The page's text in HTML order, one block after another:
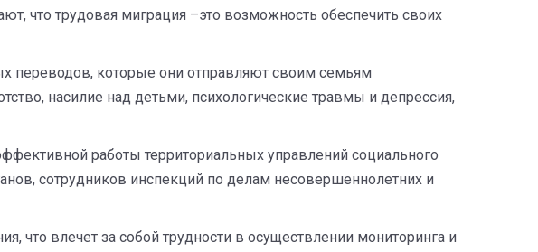
что трудовая миграция –это возможность обеспечить своих
переводов, которые они отправляют своим семьям
насилие над детьми, психологические травмы и депрессия,
работы территориальных управлений социального
сотрудников инспекций по делам несовершеннолетних и
что влечет за собой трудности в осуществлении мониторинга и